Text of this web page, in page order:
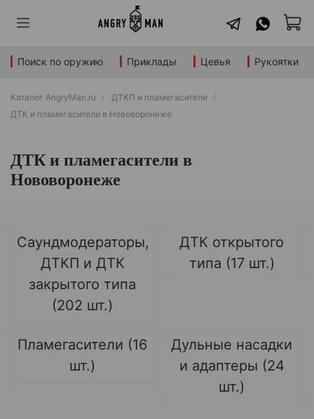
Поиск по оружию Приклады Цевья Рукоятки
Каталог AngryMan.ru
ДТКП и пламегасители
ДТК и пламегасители в Нововоронеже
ДТК и пламегасители в
Нововоронеже
Саундмодераторы,
ДТКП и ДТК
закрытого типа
(202 шт.)
ДТК открытого
типа (17 шт.)
Пламегасители (16
шт.)
Дульные насадки
и адаптеры (24
шт.)